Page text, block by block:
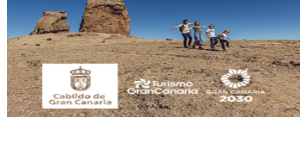
Gato manso encontrado
Este gato macho ha aparecido en la calle hace menos de un mes, es muy
manso y extremadamente cari...
Leales.org » Gran Canaria | 9.7.2025